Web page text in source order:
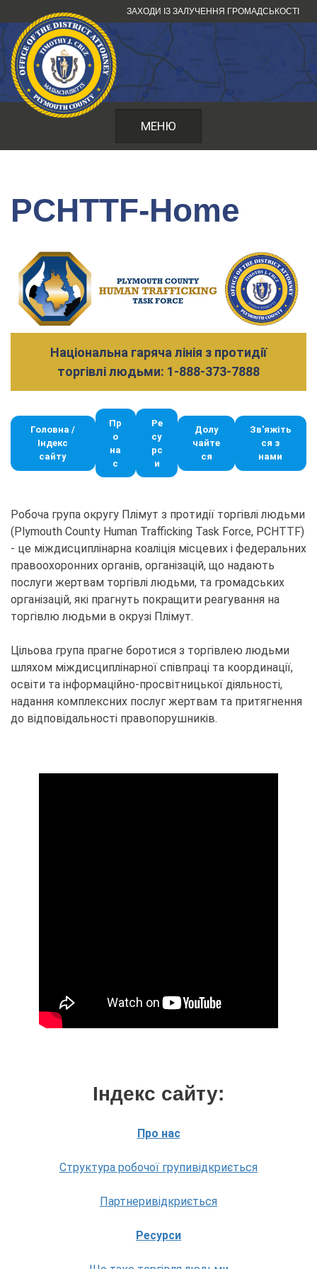
до
змісту
ЗАХОДИ ІЗ ЗАЛУЧЕННЯ ГРОМАДСЬКОСТІ
МЕНЮ
PCHTTF-Home
Національна гаряча лінія з протидії
торгівлі людьми: 1-888-373-7888
Головна /
Індекс
сайту
Пр
о
на
с
Ре
су
рс
и
Долу
чайте
ся
Зв'яжіть
ся з
нами
Робоча група округу Плімут з протидії торгівлі людьми
(Plymouth County Human Trafficking Task Force, PCHTTF)
- це міждисциплінарна коаліція місцевих і федеральних
правоохоронних органів, організацій, що надають
послуги жертвам торгівлі людьми, та громадських
організацій, які прагнуть покращити реагування на
торгівлю людьми в окрузі Плімут.
Цільова група прагне боротися з торгівлею людьми
шляхом міждисциплінарної співпраці та координації,
освіти та інформаційно-просвітницької діяльності,
надання комплексних послуг жертвам та притягнення
до відповідальності правопорушників.
Індекс сайту:
Про нас
Структура робочої групивідкриється
Партнеривідкриється
Ресурси